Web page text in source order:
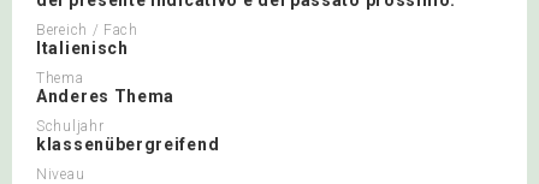
Bereich / Fach
Italienisch
Thema
Anderes Thema
Schuljahr
klassenübergreifend
Niveau